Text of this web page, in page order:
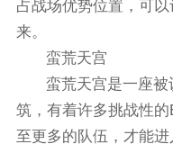
占战场优势位置，可
来。
蛮荒天宫
蛮荒天宫是一座
筑，有着许多挑战性
至更多的队伍，才能